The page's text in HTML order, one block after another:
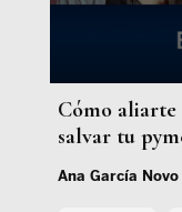
Cómo
salvar tu
Ana García Novo